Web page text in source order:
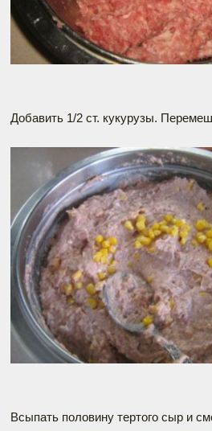
Добавить 1/2 ст. кукурузы.
Всыпать половину тертого сыр и